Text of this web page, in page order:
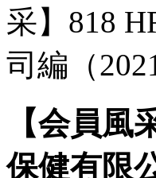
采】818
司編（
【会員
保健有限